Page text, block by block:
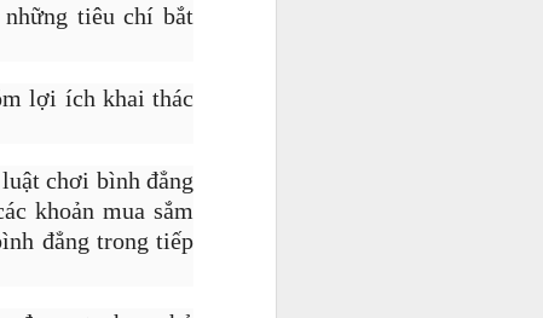
tiêu chí bắt
lợi ích khai thác
chơi bình đẳng
khoản mua sắm
đẳng trong tiếp
cùng